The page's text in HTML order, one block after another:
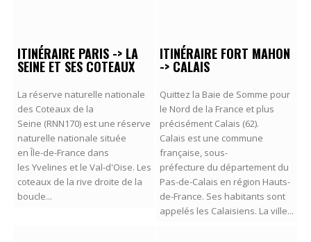
ITINÉRAIRE PARIS -> LA
SEINE ET SES COTEAUX
La réserve naturelle nationale
des Coteaux de la
Seine (RNN170) est une réserve
naturelle nationale située
en Île-de-France dans
les Yvelines et le Val-d'Oise. Les
coteaux de la rive droite de la
boucle...
ITINÉRAIRE FORT MAHON
-> CALAIS
Quittez la Baie de Somme pour
le Nord de la France et plus
précisément Calais (62).
Calais est une commune
française, sous-
préfecture du département du
Pas-de-Calais en région Hauts-
de-France. Ses habitants sont
appelés les Calaisiens. La ville...